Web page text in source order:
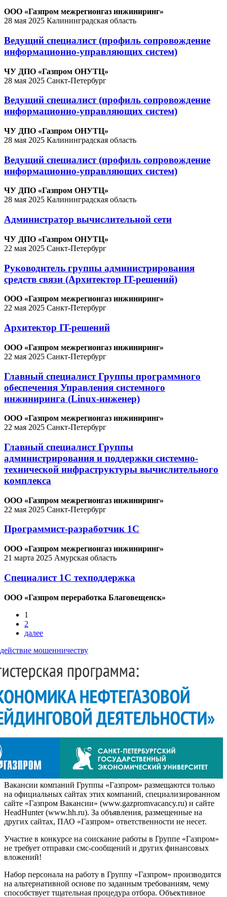
ООО «Газпром межрегионгаз инжиниринг»
28 мая 2025 Калининградская область
Ведущий специалист (профиль сопровождение
информационно-управляющих систем)
ЧУ ДПО «Газпром ОНУТЦ»
28 мая 2025 Санкт-Петербург
Ведущий специалист (профиль сопровождение
информационно-управляющих систем)
ЧУ ДПО «Газпром ОНУТЦ»
28 мая 2025 Калининградская область
Ведущий специалист (профиль сопровождение
информационно-управляющих систем)
ЧУ ДПО «Газпром ОНУТЦ»
28 мая 2025 Калининградская область
Администратор вычислительной сети
ЧУ ДПО «Газпром ОНУТЦ»
22 мая 2025 Санкт-Петербург
Руководитель группы администрирования
средств связи (Архитектор IT-решений)
ООО «Газпром межрегионгаз инжиниринг»
22 мая 2025 Санкт-Петербург
Архитектор IT-решений
ООО «Газпром межрегионгаз инжиниринг»
22 мая 2025 Санкт-Петербург
Главный специалист Группы программного
обеспечения Управления системного
инжиниринга (Linux-инженер)
ООО «Газпром межрегионгаз инжиниринг»
22 мая 2025 Санкт-Петербург
Главный специалист Группы
администрирования и поддержки системно-
технической инфраструктуры вычислительного
комплекса
ООО «Газпром межрегионгаз инжиниринг»
22 мая 2025 Санкт-Петербург
Программист-разработчик 1С
ООО «Газпром межрегионгаз инжиниринг»
21 марта 2025 Амурская область
Специалист 1С техподдержка
ООО «Газпром переработка Благовещенск»
1
2
далее
мошенничеству
Вакансии компаний Группы «Газпром» размещаются только
на официальных сайтах этих компаний, специализированном
сайте «Газпром Вакансии» (www.gazpromvacancy.ru) и сайте
HeadHunter (www.hh.ru). За объявления, размещенные на
других сайтах, ПАО «Газпром» ответственности не несет.
Участие в конкурсе на соискание работы в Группе «Газпром»
не требует отправки смс-сообщений и других финансовых
вложений!
Набор персонала на работу в Группу «Газпром» производится
на альтернативной основе по заданным требованиям, чему
способствует тщательная процедура отбора. Объективное